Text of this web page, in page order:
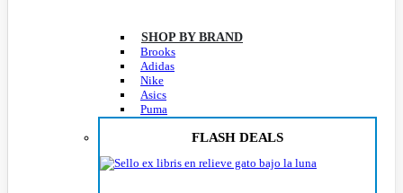
SHOP BY BRAND
Brooks
Adidas
Nike
Asics
Puma
FLASH DEALS